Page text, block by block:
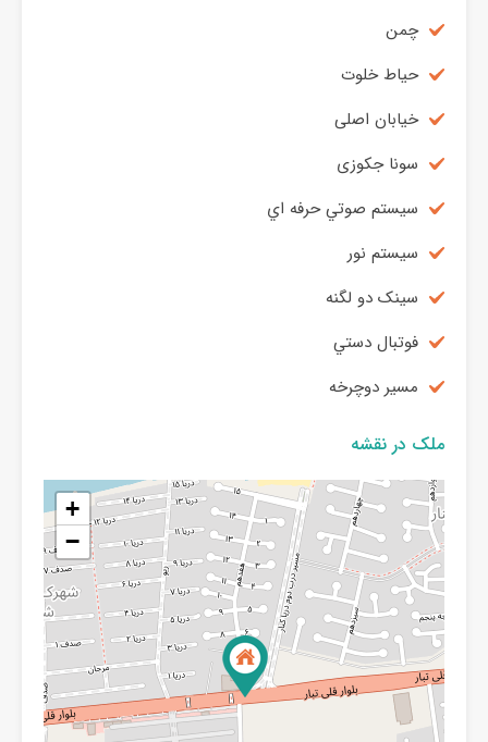
چمن
حياط خلوت
خیابان اصلی
سونا جکوزی
سيستم صوتي حرفه اي
سيستم نور
سینک دو لگنه
فوتبال دستي
مسیر دوچرخه
ملک در نقشه
+
−